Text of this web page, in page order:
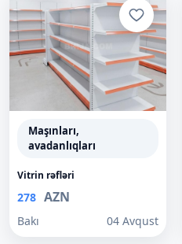
Maşınları,
avadanlıqları
Vitrin rəfləri
278 AZN
Bakı 04 Avqust